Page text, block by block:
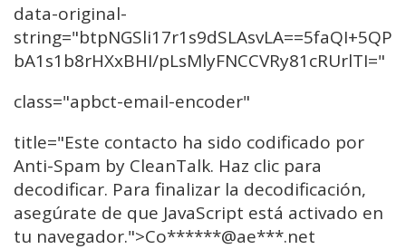
data-original-
string="btpNGSli17r1s9dSLAsvLA==5faQI+5QP
bA1s1b8rHXxBHI/pLsMlyFNCCVRy81cRUrlTI="
class="apbct-email-encoder"
title="Este contacto ha sido codificado por
Anti-Spam by CleanTalk. Haz clic para
decodificar. Para finalizar la decodificación,
asegúrate de que JavaScript está activado en
tu navegador.">Co******@ae***.net